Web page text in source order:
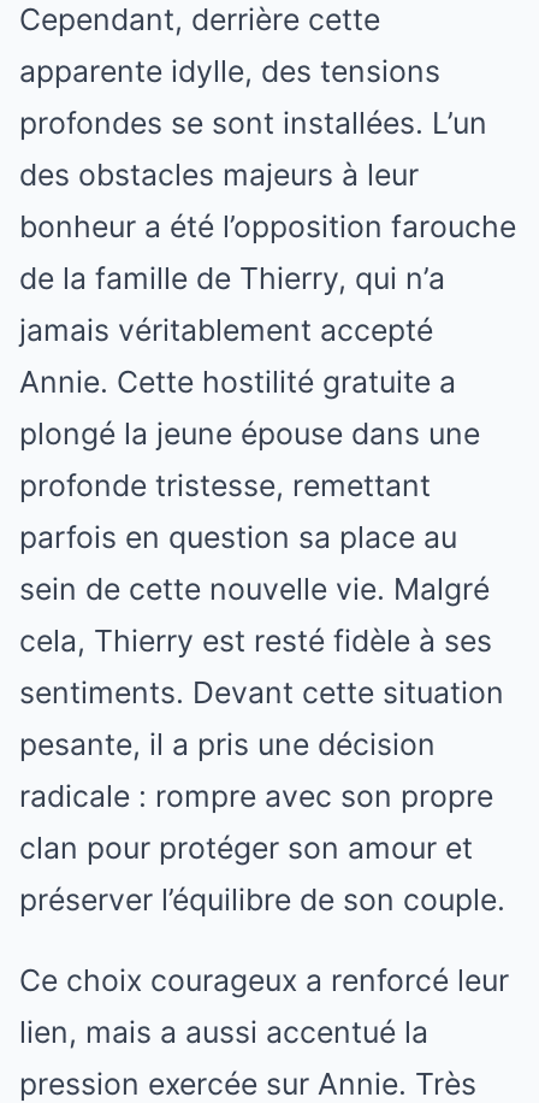
Cependant, derrière cette
apparente idylle, des tensions
profondes se sont installées. L’un
des obstacles majeurs à leur
bonheur a été l’opposition farouche
de la famille de Thierry, qui n’a
jamais véritablement accepté
Annie. Cette hostilité gratuite a
plongé la jeune épouse dans une
profonde tristesse, remettant
parfois en question sa place au
sein de cette nouvelle vie. Malgré
cela, Thierry est resté fidèle à ses
sentiments. Devant cette situation
pesante, il a pris une décision
radicale : rompre avec son propre
clan pour protéger son amour et
préserver l’équilibre de son couple.
Ce choix courageux a renforcé leur
lien, mais a aussi accentué la
pression exercée sur Annie. Très